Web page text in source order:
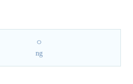
ㅇ
ng